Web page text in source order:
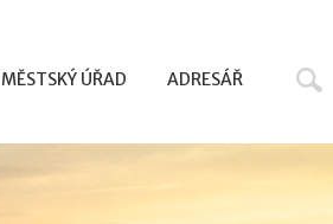
MĚSTSKÝ ÚŘAD ADRESÁŘ